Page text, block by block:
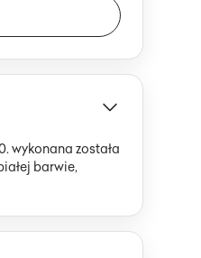
wykonana została
barwie,
postacie puttów –